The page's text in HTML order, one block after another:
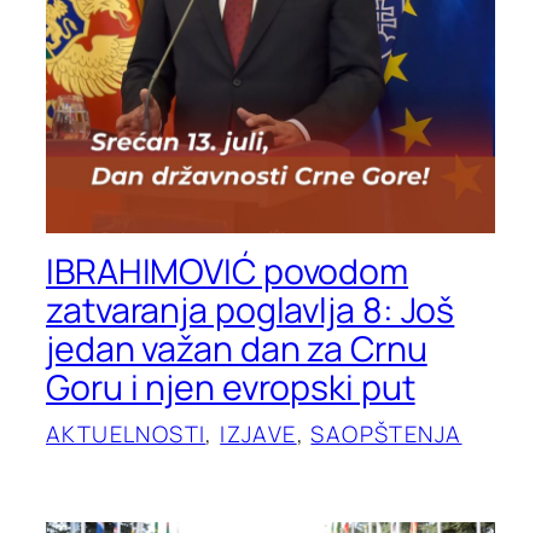
IBRAHIMOVIĆ povodom
zatvaranja poglavlja 8: Još
jedan važan dan za Crnu
Goru i njen evropski put
AKTUELNOSTI, IZJAVE, SAOPŠTENJA